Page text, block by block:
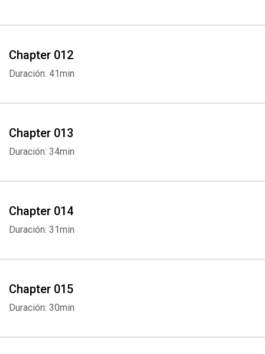
Chapter 012
Duración: 41min
Chapter 013
Duración: 34min
Chapter 014
Duración: 31min
Chapter 015
Duración: 30min